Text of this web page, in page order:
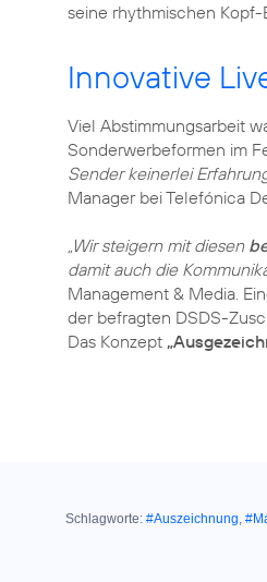
seine rhythmischen
Innovative
Viel Abstimmungsarbeit
Sonderwerbeformen im
Sender keinerlei
Manager bei Telefónica
„Wir steigern mit diesen
damit auch die
Management & Media.
der befragten DSDS-
Das Konzept
Schlagworte: #Auszeichnung,